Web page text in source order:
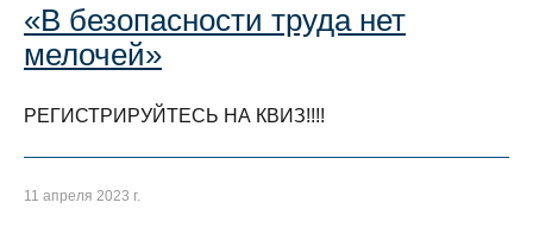
«В безопасности труда нет
мелочей»
РЕГИСТРИРУЙТЕСЬ НА КВИЗ!!!!
11 апреля 2023 г.